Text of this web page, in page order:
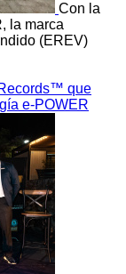
Con la
la marca
(EREV)
que
e-POWER